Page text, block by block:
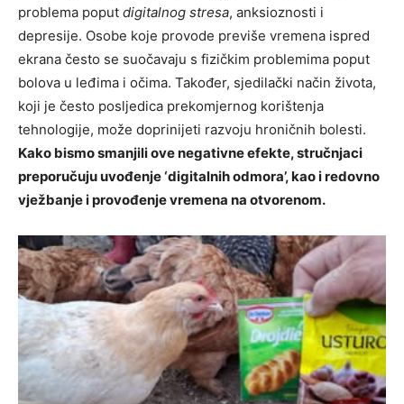
problema poput digitalnog stresa, anksioznosti i
depresije. Osobe koje provode previše vremena ispred
ekrana često se suočavaju s fizičkim problemima poput
bolova u leđima i očima. Također, sjedilački način života,
koji je često posljedica prekomjernog korištenja
tehnologije, može doprinijeti razvoju hroničnih bolesti.
Kako bismo smanjili ove negativne efekte, stručnjaci
preporučuju uvođenje ‘digitalnih odmora’, kao i redovno
vježbanje i provođenje vremena na otvorenom.